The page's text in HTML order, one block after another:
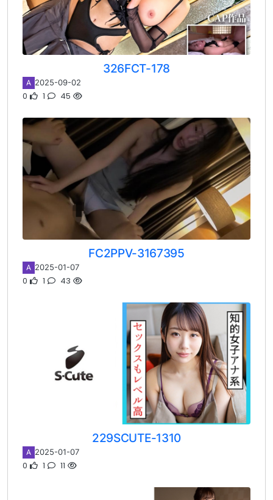
326FCT-178
A 2025-09-02
0 1 45
FC2PPV-3167395
A 2025-01-07
0 1 43
229SCUTE-1310
A 2025-01-07
0 1 11